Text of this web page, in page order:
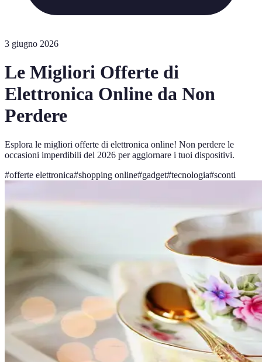
3 giugno 2026
Le Migliori Offerte di
Elettronica Online da Non
Perdere
Esplora le migliori offerte di elettronica online! Non perdere le
occasioni imperdibili del 2026 per aggiornare i tuoi dispositivi.
#offerte elettronica#shopping online#gadget#tecnologia#sconti